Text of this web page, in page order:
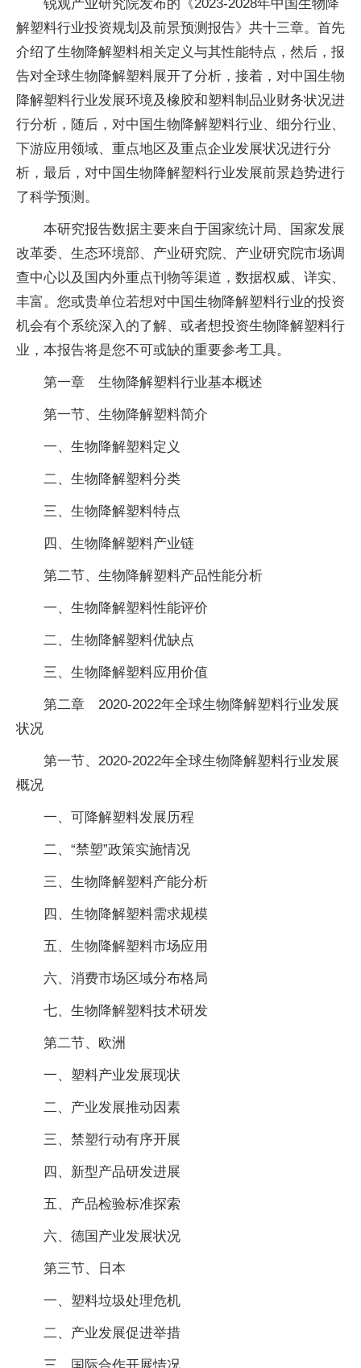
锐观产业研究院发布的《2023-2028年中国生物降
解塑料行业投资规划及前景预测报告》共十三章。首先
介绍了生物降解塑料相关定义与其性能特点，然后，报
告对全球生物降解塑料展开了分析，接着，对中国生物
降解塑料行业发展环境及橡胶和塑料制品业财务状况进
行分析，随后，对中国生物降解塑料行业、细分行业、
下游应用领域、重点地区及重点企业发展状况进行分
析，最后，对中国生物降解塑料行业发展前景趋势进行
了科学预测。
本研究报告数据主要来自于国家统计局、国家发展
改革委、生态环境部、产业研究院、产业研究院市场调
查中心以及国内外重点刊物等渠道，数据权威、详实、
丰富。您或贵单位若想对中国生物降解塑料行业的投资
机会有个系统深入的了解、或者想投资生物降解塑料行
业，本报告将是您不可或缺的重要参考工具。
第一章 生物降解塑料行业基本概述
第一节、生物降解塑料简介
一、生物降解塑料定义
二、生物降解塑料分类
三、生物降解塑料特点
四、生物降解塑料产业链
第二节、生物降解塑料产品性能分析
一、生物降解塑料性能评价
二、生物降解塑料优缺点
三、生物降解塑料应用价值
第二章 2020-2022年全球生物降解塑料行业发展
状况
第一节、2020-2022年全球生物降解塑料行业发展
概况
一、可降解塑料发展历程
二、“禁塑”政策实施情况
三、生物降解塑料产能分析
四、生物降解塑料需求规模
五、生物降解塑料市场应用
六、消费市场区域分布格局
七、生物降解塑料技术研发
第二节、欧洲
一、塑料产业发展现状
二、产业发展推动因素
三、禁塑行动有序开展
四、新型产品研发进展
五、产品检验标准探索
六、德国产业发展状况
第三节、日本
一、塑料垃圾处理危机
二、产业发展促进举措
三、国际合作开展情况